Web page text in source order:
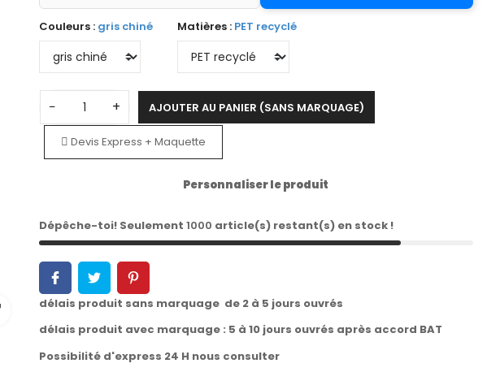
Couleurs : gris chiné Matières : PET recyclé
− + AJOUTER AU PANIER (SANS MARQUAGE)
Devis Express + Maquette
Personnaliser le produit
Dépêche-toi! Seulement 1000 article(s) restant(s) en stock !
délais produit sans marquage de 2 à 5 jours ouvrés
délais produit avec marquage : 5 à 10 jours ouvrés après accord BAT
Possibilité d'express 24 H nous consulter